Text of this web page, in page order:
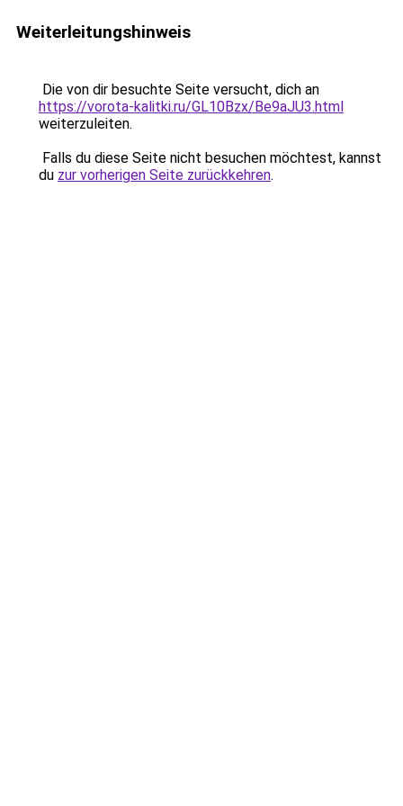
Weiterleitungshinweis
Die von dir besuchte Seite versucht, dich an
https://vorota-kalitki.ru/GL10Bzx/Be9aJU3.html
weiterzuleiten.
Falls du diese Seite nicht besuchen möchtest, kannst
du zur vorherigen Seite zurückkehren.